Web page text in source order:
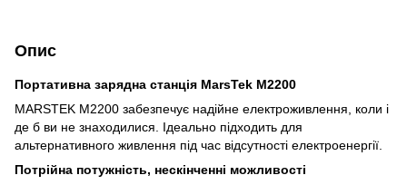
Опис
Портативна зарядна станція MarsTek M2200
MARSTEK M2200 забезпечує надійне електроживлення, коли і
де б ви не знаходилися. Ідеально підходить для
альтернативного живлення під час відсутності електроенергії.
Потрійна потужність, нескінченні можливості